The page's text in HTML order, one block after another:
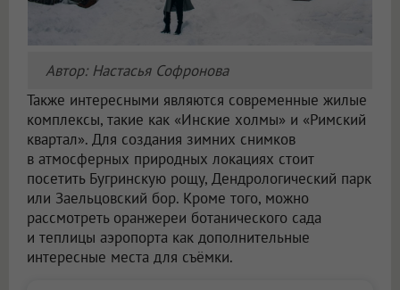
Автор: Настасья Софронова
Также интересными являются современные жилые
комплексы, такие как «Инские холмы» и «Римский
квартал». Для создания зимних снимков
в атмосферных природных локациях стоит
посетить Бугринскую рощу, Дендрологический парк
или Заельцовский бор. Кроме того, можно
рассмотреть оранжереи ботанического сада
и теплицы аэропорта как дополнительные
интересные места для съёмки.